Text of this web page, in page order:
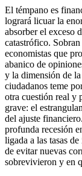
El témpano es
logrará licuar la
absorber el exceso
catastrófico.
economistas que
abanico de
y la dimensión de
ciudadanos teme
otra cuestión real y
grave: el
del ajuste
profunda recesión
ligada a las tasas
de evitar nuevas
sobrevivieron y en